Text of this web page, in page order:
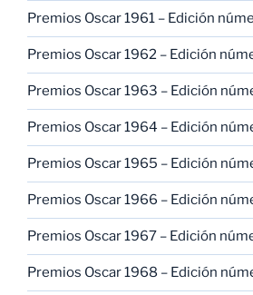
Premios Oscar 1961 – Edición
Premios Oscar 1962 – Edición
Premios Oscar 1963 – Edición
Premios Oscar 1964 – Edición
Premios Oscar 1965 – Edición
Premios Oscar 1966 – Edición
Premios Oscar 1967 – Edición
Premios Oscar 1968 – Edición